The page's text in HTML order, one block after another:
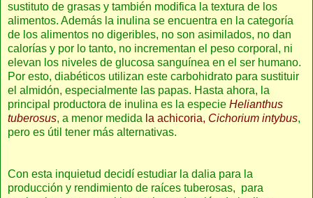
sustituto de grasas y también modifica la textura de los
alimentos. Además la inulina se encuentra en la categoría
de los alimentos no digeribles, no son asimilados, no dan
calorías y por lo tanto, no incrementan el peso corporal, ni
elevan los niveles de glucosa sanguínea en el ser humano.
Por esto, diabéticos utilizan este carbohidrato para sustituir
el almidón, especialmente las papas. Hasta ahora, la
principal productora de inulina es la especie Helianthus
tuberosus, a menor medida la achicoria, Cichorium intybus,
pero es útil tener más alternativas.
Con esta inquietud decidí estudiar la dalia para la
producción y rendimiento de raíces tuberosas, para